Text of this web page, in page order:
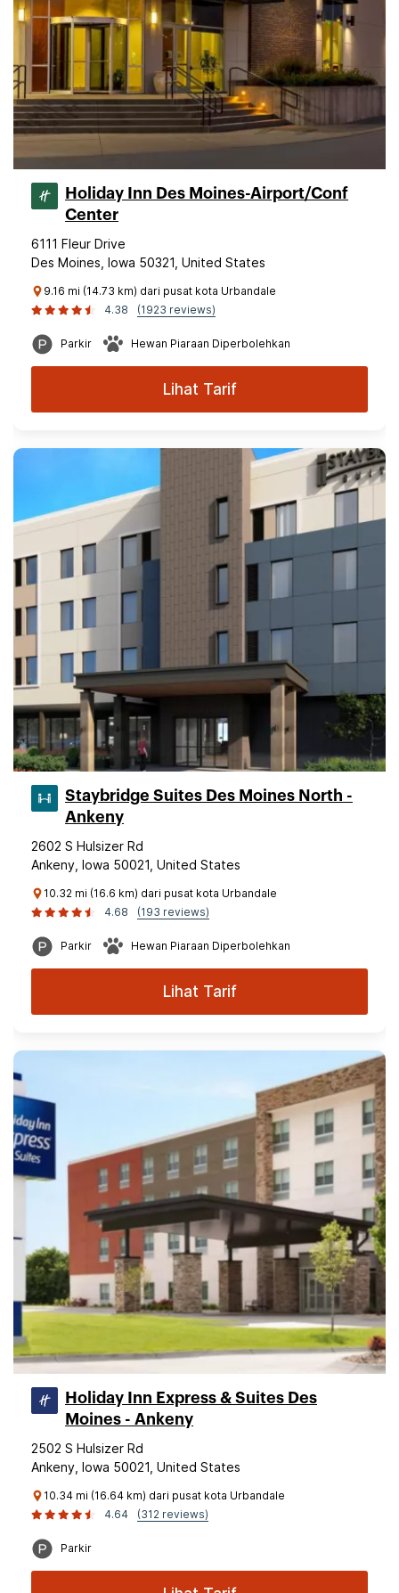
Holiday Inn Des Moines-Airport/Conf
Center
6111 Fleur Drive
Des Moines, Iowa 50321, United States
9.16 mi (14.73 km) dari pusat kota Urbandale
4.38
(1923 reviews)
Parkir Hewan Piaraan Diperbolehkan
Lihat Tarif
Staybridge Suites Des Moines North -
Ankeny
2602 S Hulsizer Rd
Ankeny, Iowa 50021, United States
10.32 mi (16.6 km) dari pusat kota Urbandale
4.68
(193 reviews)
Parkir Hewan Piaraan Diperbolehkan
Lihat Tarif
Holiday Inn Express & Suites Des
Moines - Ankeny
2502 S Hulsizer Rd
Ankeny, Iowa 50021, United States
10.34 mi (16.64 km) dari pusat kota Urbandale
4.64
(312 reviews)
Parkir